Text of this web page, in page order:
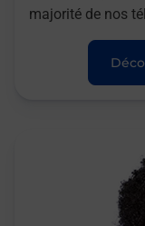
majorité de nos